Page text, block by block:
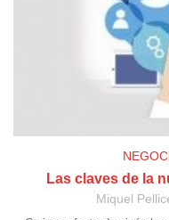
Las claves de la
Miquel